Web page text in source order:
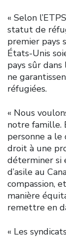
« Selon
statut de
premier pays
États-Unis
pays sûr
ne
réfugiées.
« Nous
notre famille.
personne a
droit à une
déterminer si
d’asile au
compassion,
manière
remettre en
« Les